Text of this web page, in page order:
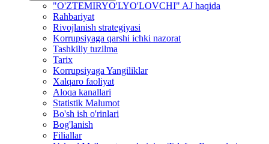
"O'ZTEMIRYO'LYO'LOVCHI" AJ haqida
Rahbariyat
Rivojlanish strategiyasi
Korrupsiyaga qarshi ichki nazorat
Tashkiliy tuzilma
Tarix
Korrupsiyaga Yangiliklar
Xalqaro faoliyat
Aloqa kanallari
Statistik Malumot
Bo'sh ish o'rinlari
Bog'lanish
Filiallar